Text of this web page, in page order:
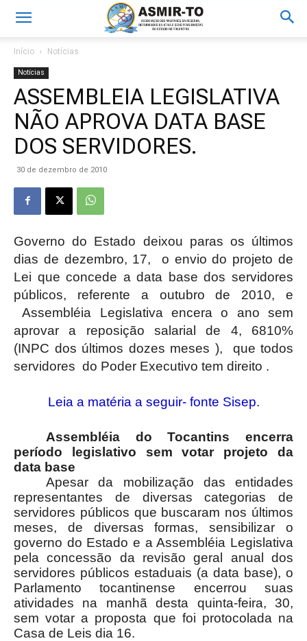
Início Notícias
Notícias
ASSEMBLEIA LEGISLATIVA
NÃO APROVA DATA BASE
DOS SERVIDORES.
30 de dezembro de 2010
Governo do Estado deixou paras os últimos
dias de dezembro, 17, o envio do projeto de
Lei que concede a data base dos servidores
públicos, referente a outubro de 2010, e
Assembléia Legislativa encera o ano sem
aprovar a reposição salarial de 4, 6810%
(INPC dos últimos dozes meses ), que todos
servidores do Poder Executivo tem direito .
Leia a matéria a seguir- fonte Sisep.
Assembléia do Tocantins encerra
período legislativo sem votar projeto da
data base
Apesar da mobilização das entidades
representantes de diversas categorias de
servidores públicos que buscaram nos últimos
meses, de diversas formas, sensibilizar o
governo do Estado e a Assembléia Legislativa
pela concessão da revisão geral anual dos
servidores públicos estaduais (a data base), o
Parlamento tocantinense encerrou suas
atividades na manhã desta quinta-feira, 30,
sem votar a proposta que foi protocolada na
Casa de Leis dia 16.